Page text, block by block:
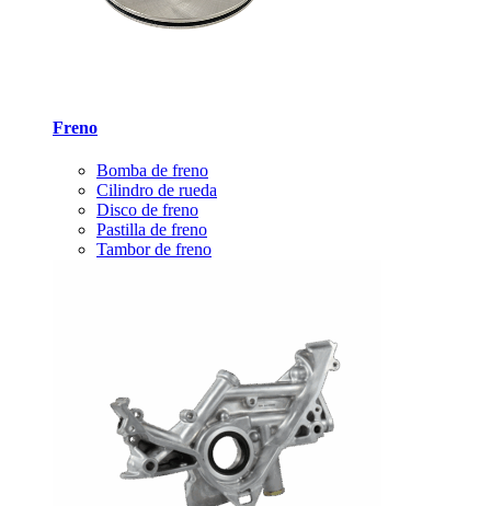
Freno
Bomba de freno
Cilindro de rueda
Disco de freno
Pastilla de freno
Tambor de freno